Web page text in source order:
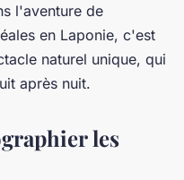
l'aventure de
en Laponie, c'est
naturel unique, qui
après nuit.
les